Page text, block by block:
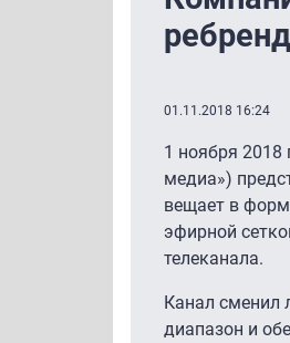
01.11.2018 16:24
1 ноября 2018
медиа»)
вещает в
эфирной
телеканала.
Канал сменил
диапазон и